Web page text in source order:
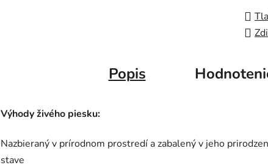
Popis
Výhody živého piesku:
Nazbieraný v prírodnom prostredí a zabalený v jeho
stave